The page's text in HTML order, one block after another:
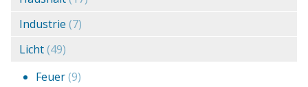
Industrie (7)
Licht(49)
Feuer(9)